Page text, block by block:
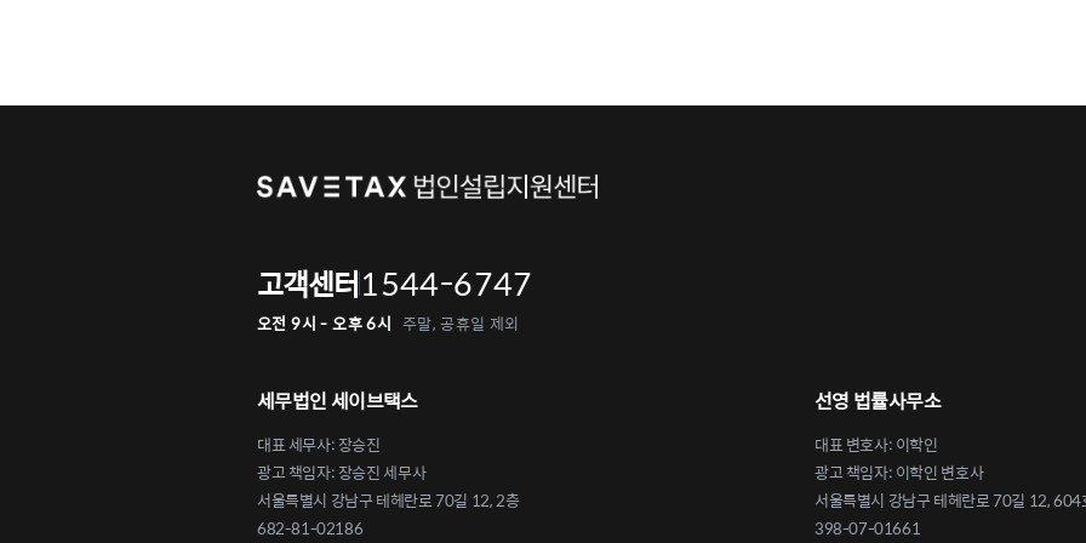
고객센터1544-6747
오전 9시 - 오후 6시 주말, 공휴일 제외
세무법인 세이브택스
대표 세무사: 장승진
광고 책임자: 장승진 세무사
서울특별시 강남구 테헤란로 70길 12, 2층
682-81-02186
선영 법률사무소
대표 변호사: 이학인
광고 책임자: 이학인 변호사
서울특별시 강남구 테헤란로 70길 12, 604
398-07-01661